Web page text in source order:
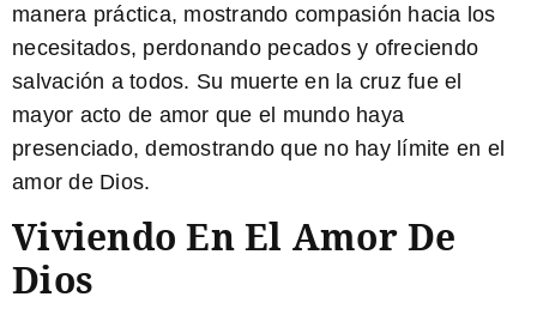
manera práctica, mostrando compasión hacia los
necesitados, perdonando pecados y ofreciendo
salvación a todos. Su muerte en la cruz fue el
mayor acto de amor que el mundo haya
presenciado, demostrando que no hay límite en el
amor de Dios.
Viviendo En El Amor De
Dios